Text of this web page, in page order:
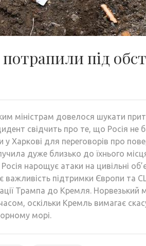
під
міністрам довелося шукати
свідчить про те, що Росія не
Харкові для переговорів про
дуже близько до їхнього
нарощує атаки на цивільні
важливість підтримки Європи та
Трампа до Кремля. Норвезький
оскільки Кремль вимагає
морі.